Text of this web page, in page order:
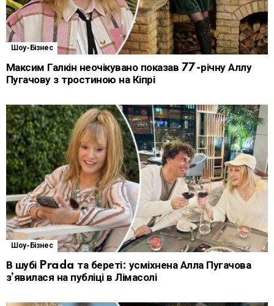
Шоу-Бізнес
Максим Галкін неочікувано показав 77-річну Аллу
Пугачову з тростиною на Кіпрі
Шоу-Бізнес
В шубі Prada та береті: усміхнена Алла Пугачова
з’явилася на публіці в Лімасолі